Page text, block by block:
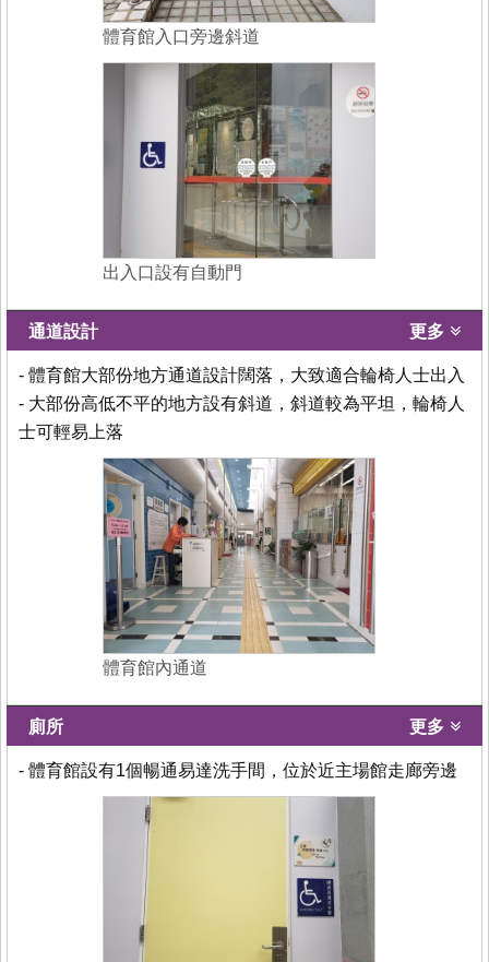
體育館入口旁邊斜道
出入口設有自動門
通道設計 更多
- 體育館大部份地方通道設計闊落，大致適合輪椅人士出入
- 大部份高低不平的地方設有斜道，斜道較為平坦，輪椅人
士可輕易上落
體育館內通道
廁所 更多
- 體育館設有1個暢通易達洗手間，位於近主場館走廊旁邊